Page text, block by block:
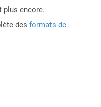
plus encore.
des formats de